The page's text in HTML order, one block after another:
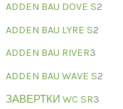
ADDEN BAU DOVE S2
ADDEN BAU LYRE S2
ADDEN BAU RIVER3
ADDEN BAU WAVE S2
ЗАВЕРТКИ WC SR3